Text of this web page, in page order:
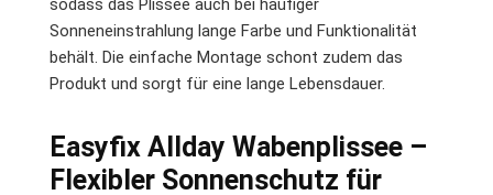
sodass das Plissee auch bei häufiger
Sonneneinstrahlung lange Farbe und Funktionalität
behält. Die einfache Montage schont zudem das
Produkt und sorgt für eine lange Lebensdauer.
Easyfix Allday Wabenplissee –
Flexibler Sonnenschutz für